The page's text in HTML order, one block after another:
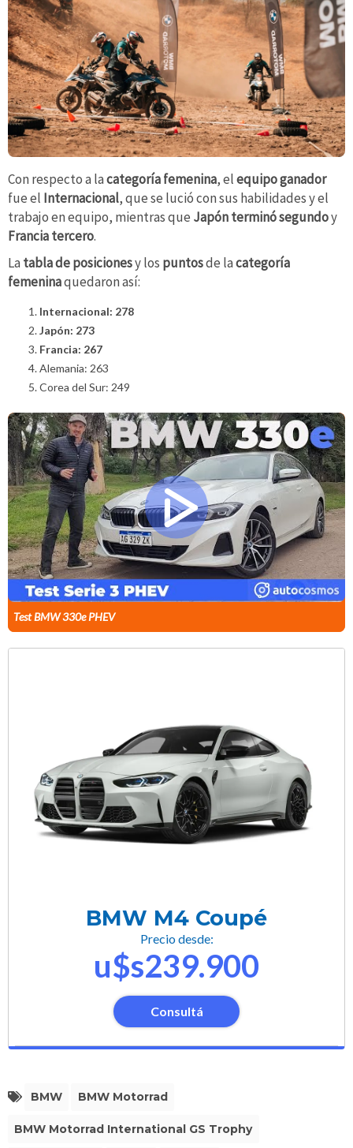
Con respecto a lacategoría femenina, elequipo ganador
fue el Internacional, que se lució con sus habilidades y el
trabajo en equipo, mientras que Japón terminó segundoy
Francia tercero.
La tabla de posicionesy los puntosde lacategoría
femeninaquedaron así:
Internacional: 278
Japón: 273
Francia: 267
Alemania: 263
Corea del Sur: 249
Test BMW 330e PHEV
BMW M4 Coupé
Precio desde:
u$s239.900
Consultá
BMW BMW Motorrad
BMW Motorrad International GS Trophy